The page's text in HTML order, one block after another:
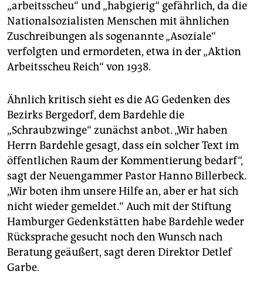
„arbeitsscheu“ und „habgierig“ gefährlich, da die
Nationalsozialisten Menschen mit ähnlichen
Zuschreibungen als sogenannte „Asoziale“
verfolgten und ermordeten, etwa in der „Aktion
Arbeitsscheu Reich“ von 1938.
Ähnlich kritisch sieht es die AG Gedenken des
Bezirks Bergedorf, dem Bardehle die
„Schraubzwinge“ zunächst anbot. „Wir haben
Herrn Bardehle gesagt, dass ein solcher Text im
öffentlichen Raum der Kommentierung bedarf“,
sagt der Neuengammer Pastor Hanno Billerbeck.
„Wir boten ihm unsere Hilfe an, aber er hat sich
nicht wieder gemeldet.“ Auch mit der Stiftung
Hamburger Gedenkstätten habe Bardehle weder
Rücksprache gesucht noch den Wunsch nach
Beratung geäußert, sagt deren Direktor Detlef
Garbe.